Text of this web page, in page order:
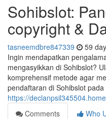
Sohibslot:
copyright &
tasneemdbre847339 59
Ingin mendapatkan
mengasyikkan di Sohibslot?
komprehensif metode agar
pendaftaran di Sohibslot
https://
Comments
Who